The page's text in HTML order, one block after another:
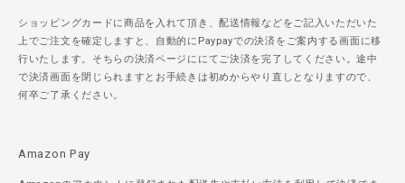
ショッピングカードに商品を入れて頂き、配送情報などをご記入いただいた
上でご注文を確定しますと、自動的にPaypayでの決済をご案内する画面に移
行いたします。そちらの決済ページににてご決済を完了してください。途中
で決済画面を閉じられますとお手続きは初めからやり直しとなりますので、
何卒ご了承ください。
Amazon Pay